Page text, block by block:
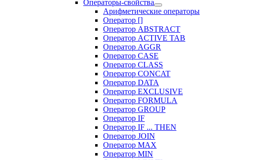
Операторы-свойства
Арифметические операторы
Оператор []
Оператор ABSTRACT
Оператор ACTIVE TAB
Оператор AGGR
Оператор CASE
Оператор CLASS
Оператор CONCAT
Оператор DATA
Оператор EXCLUSIVE
Оператор FORMULA
Оператор GROUP
Оператор IF
Оператор IF ... THEN
Оператор JOIN
Оператор MAX
Оператор MIN